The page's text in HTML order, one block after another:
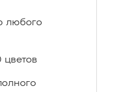
любого
цветов